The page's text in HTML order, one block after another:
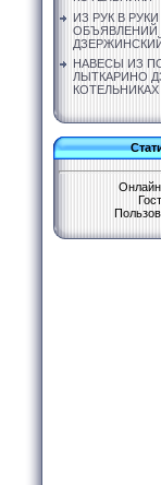
ИЗ РУК В
ОБЪЯВЛЕНИЙ
НАВЕСЫ ИЗ
ЛЫТКАРИНО
Онлайн